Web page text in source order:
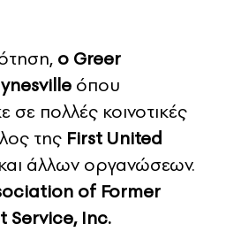
ο Greer
όπου
πολλές κοινοτικές
της First United
και άλλων οργανώσεων.
of Former
Service, Inc.